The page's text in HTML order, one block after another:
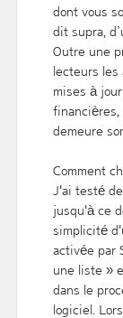
dont vous
dit supra,
Outre une
lecteurs les
mises à
financières,
demeure
Comment
J'ai testé
jusqu'à ce
simplicité
activée par
une liste »
dans le
logiciel.